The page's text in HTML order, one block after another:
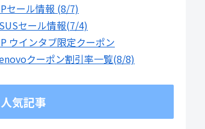
セール情報 (8/7)
セール情報(7/4)
ウインタブ限定クーポン
クーポン割引率一覧(8/8)
人気記事